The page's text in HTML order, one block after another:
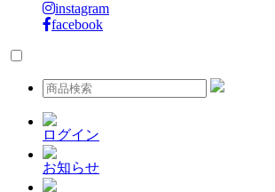
instagram
facebook
ログイン
お知らせ